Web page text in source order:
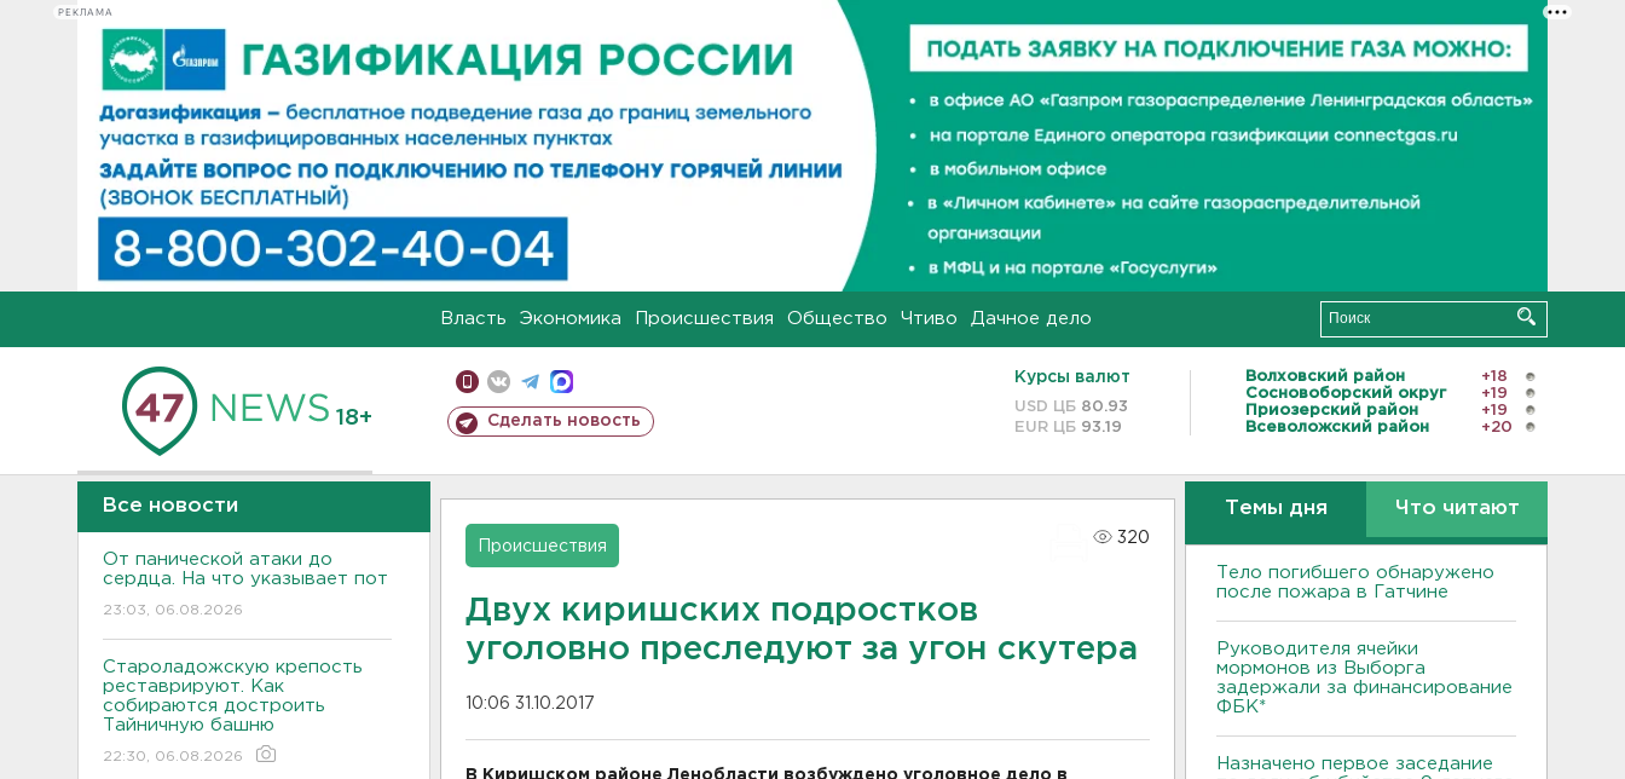
РЕКЛАМА
Власть Экономика Происшествия Общество Чтиво Дачное дело
18+ Сделать новость
Курсы валют
USD ЦБ 80.93
EUR ЦБ 93.19
Волховский район
+18
Сосновоборский округ
+19
Приозерский район
+19
Всеволожский район
+20
Все новости
От панической атаки до
сердца. На что указывает пот
23:03, 06.08.2026
Староладожскую крепость
реставрируют. Как
собираются достроить
Тайничную башню
22:30, 06.08.2026
Происшествия
320
Двух киришских подростков
уголовно преследуют за угон скутера
10:06 31.10.2017
В Киришском районе Ленобласти возбуждено уголовное дело в
Темы дня Что читают
Тело погибшего обнаружено
после пожара в Гатчине
Руководителя ячейки
мормонов из Выборга
задержали за финансирование
ФБК*
Назначено первое заседание